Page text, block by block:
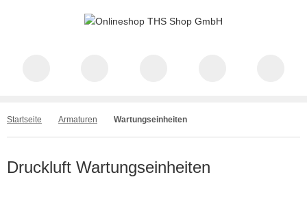
Startseite Armaturen Wartungseinheiten
Druckluft Wartungseinheiten